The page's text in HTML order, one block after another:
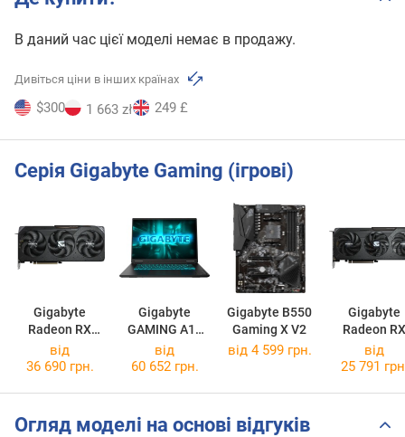
В даний час цієї моделі немає в продажу.
Дивіться ціни в інших країнах
$300 1 663 zł 249 £
Серія Gigabyte Gaming (ігрові)
Gigabyte
Radeon RX
9070 XT
GAMING OC
Gigabyte
GAMING A16
3WH
[3WHK3EE894SD]
Gigabyte B550
Gaming X V2
Gigabyte
Radeon RX
9060 XT
GAMING
від
36 690 грн.
від
60 652 грн.
від 4 599 грн.
від
25 791
Огляд моделі на основі відгуків